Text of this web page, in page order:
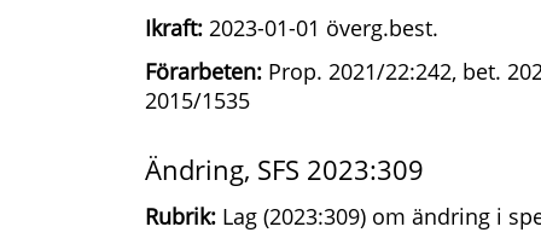
Ikraft: 2023-01-01 överg.best.
Förarbeten: Prop. 2021/22:242, bet.
2015/1535
Ändring, SFS 2023:309
Rubrik: Lag (2023:309) om ändring i